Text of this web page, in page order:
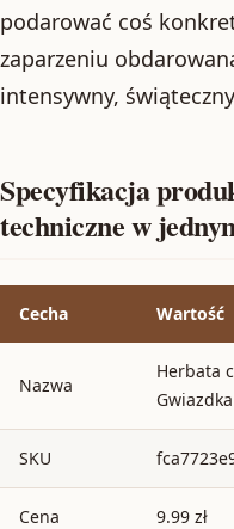
podarować coś
zaparzeniu
intensywny,
Specyfikacja
techniczne w
Cecha Wartość
Nazwa
Herbata
SKU
Cena 9.99 zł